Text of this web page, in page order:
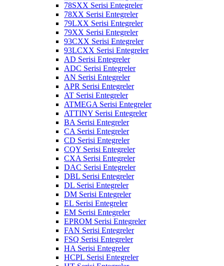
78SXX Serisi Entegreler
78XX Serisi Entegreler
79LXX Serisi Entegreler
79XX Serisi Entegreler
93CXX Serisi Entegreler
93LCXX Serisi Entegreler
AD Serisi Entegreler
ADC Serisi Entegreler
AN Serisi Entegreler
APR Serisi Entegreler
AT Serisi Entegreler
ATMEGA Serisi Entegreler
ATTINY Serisi Entegreler
BA Serisi Entegreler
CA Serisi Entegreler
CD Serisi Entegreler
CQY Serisi Entegreler
CXA Serisi Entegreler
DAC Serisi Entegreler
DBL Serisi Entegreler
DL Serisi Entegreler
DM Serisi Entegreler
EL Serisi Entegreler
EM Serisi Entegreler
EPROM Serisi Entegreler
FAN Serisi Entegreler
FSQ Serisi Entegreler
HA Serisi Entegreler
HCPL Serisi Entegreler